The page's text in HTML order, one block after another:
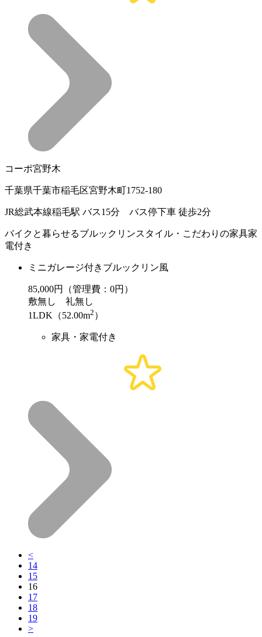
コーポ宮野木
千葉県千葉市稲毛区宮野木町1752-180
JR総武本線稲毛駅 バス15分 バス停下車 徒歩2分
バイクと暮らせるブルックリンスタイル・こだわりの家具家
電付き
ミニガレージ付きブルックリン風
85,000円（管理費：0円）
敷無し 礼無し
1LDK（52.00m2 ）
家具・家電付き
<
14
15
16
17
18
19
>